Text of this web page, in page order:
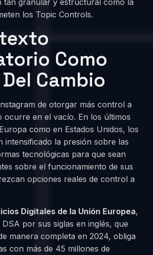
los Topic Controls.
Como
Cambio
de otorgar más control a
ocurre en el vacío. En los últimos
como en Estados Unidos, los
intensificado la presión sobre las
tecnológicas para que sean
sobre el funcionamiento de sus
opciones reales de control a
Digitales de la Unión Europea,
por sus siglas en inglés, que
manera completa en 2024, obliga
con más de 45 millones de